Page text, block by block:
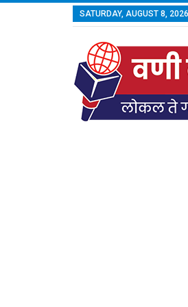
SATURDAY, AUGUST 8, 2026